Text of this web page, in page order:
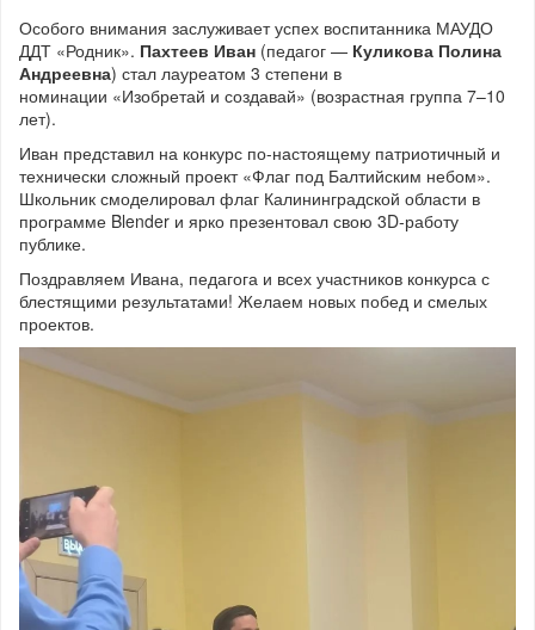
Особого внимания заслуживает успех воспитанника МАУДО
ДДТ «Родник». Пахтеев Иван (педагог — Куликова Полина
Андреевна) стал лауреатом 3 степени в
номинации «Изобретай и создавай» (возрастная группа 7–10
лет).
Иван представил на конкурс по-настоящему патриотичный и
технически сложный проект «Флаг под Балтийским небом».
Школьник смоделировал флаг Калининградской области в
программе Blender и ярко презентовал свою 3D-работу
публике.
Поздравляем Ивана, педагога и всех участников конкурса с
блестящими результатами! Желаем новых побед и смелых
проектов.